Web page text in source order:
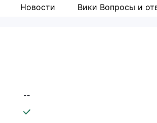
Новости Вики Вопросы и
--